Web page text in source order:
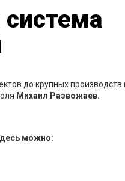
система
до крупных производств
Михаил Развожаев.
можно: